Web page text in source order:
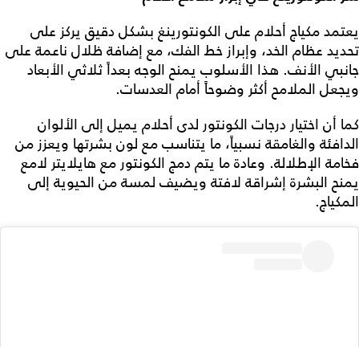
يعتمد مكياج أحلام على الكونتورينغ بشكل دقيق يركز على
تحديد عظام الخد، وإبراز خط الفك، مع إضافة ظلال ناعمة على
جانبي الأنف. هذا الأسلوب يمنح الوجه بعداً ثلاثي الأبعاد
ويجعل الملامح أكثر وضوحاً أمام العدسات.
كما أن اختيار درجات الكونتور لدى أحلام يميل إلى الألوان
الدافئة والغامقة نسبياً، ما يتناسب مع لون بشرتها ويعزز من
فخامة الإطلالة. وعادة ما يتم دمج الكونتور مع هايلايتر لامع
يمنح البشرة إشراقة لافتة ويضيف لمسة من الحيوية إلى
المكياج.